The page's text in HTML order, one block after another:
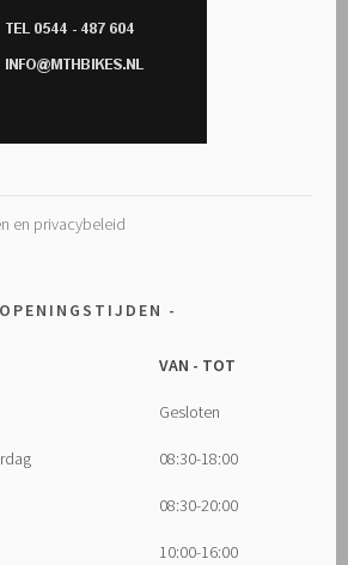
en privacybeleid
OPENINGSTIJDEN
VAN - TOT
Gesloten
08:30-18:00
08:30-20:00
10:00-16:00